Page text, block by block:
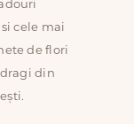
cele mai
de flori
din